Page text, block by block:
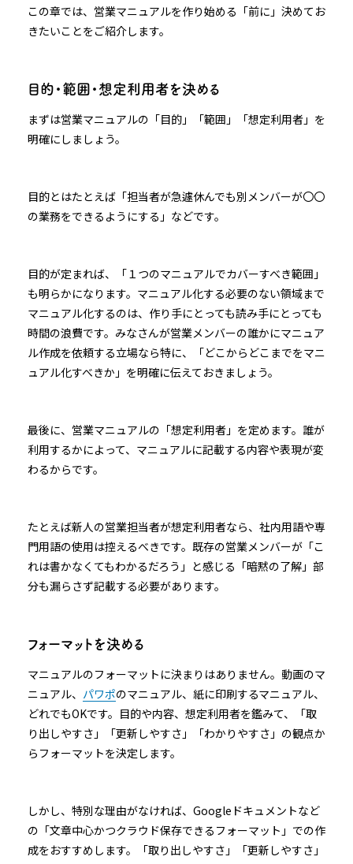
この章では、営業マニュアルを作り始める「前に」決めてお
きたいことをご紹介します。
目的・範囲・想定利用者を決める
まずは営業マニュアルの「目的」「範囲」「想定利用者」を
明確にしましょう。
目的とはたとえば「担当者が急遽休んでも別メンバーが〇〇
の業務をできるようにする」などです。
目的が定まれば、「１つのマニュアルでカバーすべき範囲」
も明らかになります。マニュアル化する必要のない領域まで
マニュアル化するのは、作り手にとっても読み手にとっても
時間の浪費です。みなさんが営業メンバーの誰かにマニュア
ル作成を依頼する立場なら特に、「どこからどこまでをマニ
ュアル化すべきか」を明確に伝えておきましょう。
最後に、営業マニュアルの「想定利用者」を定めます。誰が
利用するかによって、マニュアルに記載する内容や表現が変
わるからです。
たとえば新人の営業担当者が想定利用者なら、社内用語や専
門用語の使用は控えるべきです。既存の営業メンバーが「こ
れは書かなくてもわかるだろう」と感じる「暗黙の了解」部
分も漏らさず記載する必要があります。
フォーマットを決める
マニュアルのフォーマットに決まりはありません。動画のマ
ニュアル、 パワポのマニュアル、紙に印刷するマニュアル、
どれでもOKです。目的や内容、想定利用者を鑑みて、「取
り出しやすさ」「更新しやすさ」「わかりやすさ」の観点か
らフォーマットを決定します。
しかし、特別な理由がなければ、Googleドキュメントなど
の「文章中心かつクラウド保存できるフォーマット」での作
成をおすすめします。「取り出しやすさ」「更新しやすさ」